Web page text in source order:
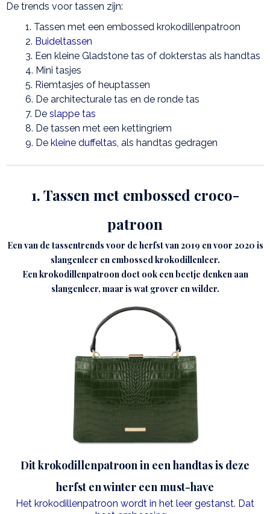
De trends voor tassen zijn:
Tassen met een embossed krokodillenpatroon
Buideltassen
Een kleine Gladstone tas of dokterstas als handtas
Mini tasjes
Riemtasjes of heuptassen
De architecturale tas en de ronde tas
De slappe tas
De tassen met een kettingriem
De kleine duffeltas, als handtas gedragen
1. Tassen met embossed croco-
patroon
Een van de tassentrends voor de herfst van 2019 en voor 2020 is
slangenleer en embossed krokodillenleer.
Een krokodillenpatroon doet ook een beetje denken aan
slangenleer, maar is wat grover en wilder.
Dit krokodillenpatroon in een handtas is deze
herfst en winter een must-have
Het krokodillenpatroon wordt in het leer gestanst. Dat